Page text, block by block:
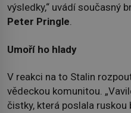
výsledky,“ uvádí současný
Peter Pringle.
Umoří ho hlady
V reakci na to Stalin
vědeckou komunitou.
čistky, která poslala